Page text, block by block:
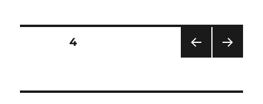
ue
Paginació
les
ERIO
PÀGINA4
ÜEN